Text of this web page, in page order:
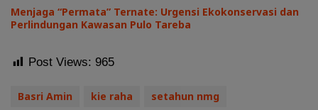
Menjaga “Permata” Ternate: Urgensi Ekokonservasi dan
Perlindungan Kawasan Pulo Tareba
Post Views: 965
Basri Amin kie raha setahun nmg